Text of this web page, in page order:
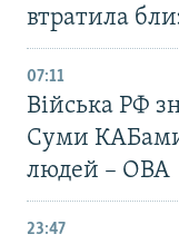
втратила
07:11
Війська РФ
Суми
людей – ОВА
23:47